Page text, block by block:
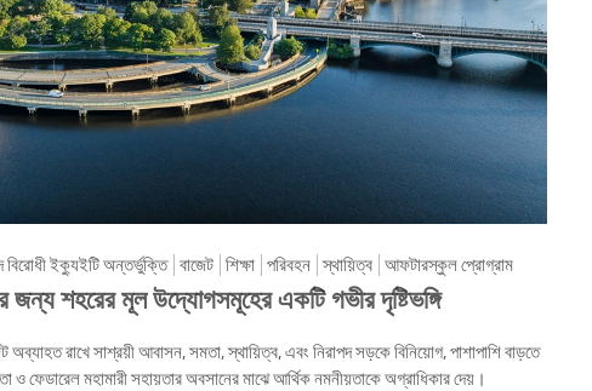
বিরোধী ইক্যুইটি অন্তর্ভুক্তি বাজেট শিক্ষা পরিবহন স্থায়িত্ব আফটারস্কুল প্রোগ্রাম
শহরের মূল উদ্যোগসমূহের একটি গভীর দৃষ্টিভঙ্গি
রাখে সাশ্রয়ী আবাসন, সমতা, স্থায়িত্ব, এবং নিরাপদ সড়কে বিনিয়োগ, পাশাপাশি বাড়তে
ও ফেডারেল মহামারী সহায়তার অবসানের মাঝে আর্থিক নমনীয়তাকে অগ্রাধিকার দেয়।